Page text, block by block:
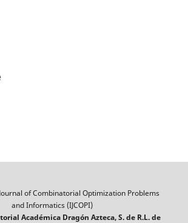
of Combinatorial Optimization Problems
and Informatics (IJCOPI)
Académica Dragón Azteca, S. de R.L. de